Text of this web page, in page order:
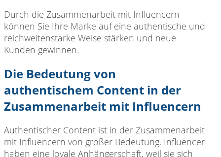
Durch die Zusammenarbeit mit Influencern
können Sie Ihre Marke auf eine authentische und
reichweitenstarke Weise stärken und neue
Kunden gewinnen.
Die Bedeutung von
authentischem Content in der
Zusammenarbeit mit Influencern
Authentischer Content ist in der Zusammenarbeit
mit Influencern von großer Bedeutung. Influencer
haben eine loyale Anhängerschaft, weil sie sich